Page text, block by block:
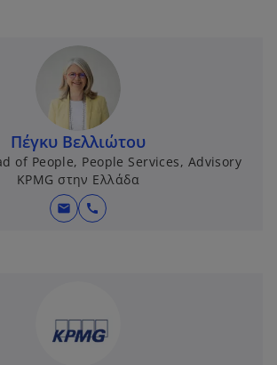
Πέγκυ Βελλιώτου
of People, People Services, Advisory
KPMG στην Ελλάδα
mail call